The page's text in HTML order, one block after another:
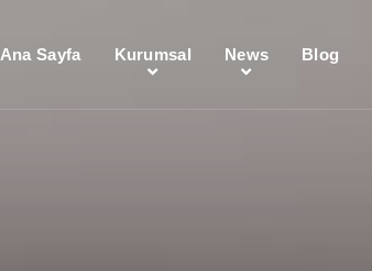
Ana Sayfa Kurumsal News Blog